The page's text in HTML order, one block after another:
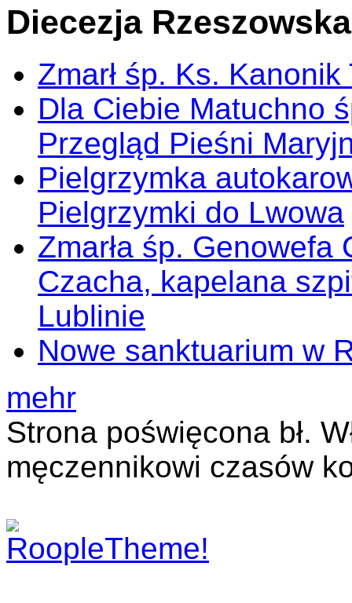
Diecezja Rzeszowska
Zmarł śp. Ks.
Dla Ciebie Matuchno
Przegląd Pieśni
Pielgrzymka
Pielgrzymki do Lwowa
Zmarła śp.
Czacha, kapelana
Lublinie
Nowe sanktuarium w
mehr
Strona poświęcona bł.
męczennikowi czasów